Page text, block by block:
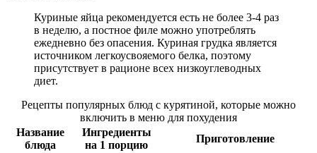
Куриные яйца рекомендуется есть не более 3-4 раз
в неделю, а постное филе можно употреблять
ежедневно без опасения. Куриная грудка является
источником легкоусвояемого белка, поэтому
присутствует в рационе всех низкоуглеводных
диет.
Рецепты популярных блюд с курятиной, которые можно
включить в меню для похудения
Название
блюда
Ингредиенты
на 1 порцию
Приготовление